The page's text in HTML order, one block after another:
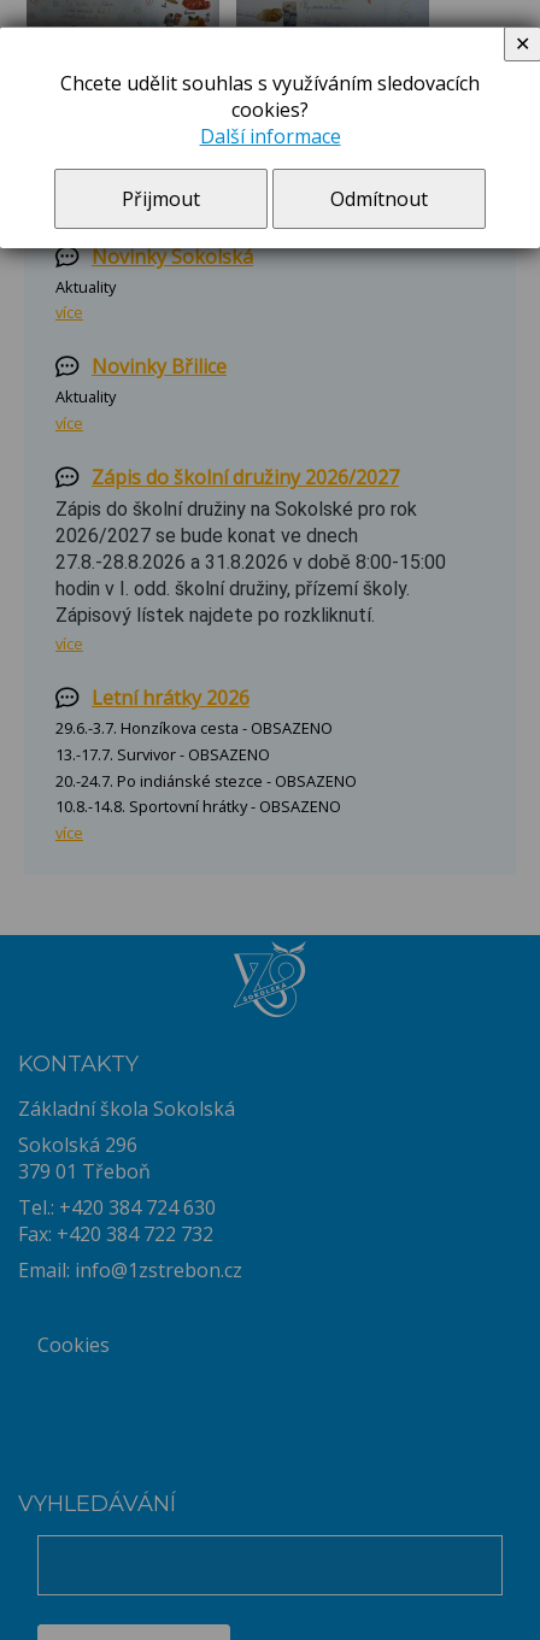
ZPRÁVY A OZNÁMENÍ
Novinky Sokolská
Aktuality
více
Novinky Břilice
Aktuality
více
Zápis do školní družiny 2026/2027
Zápis do školní družiny na Sokolské pro rok
2026/2027 se bude konat ve dnech
27.8.-28.8.2026 a 31.8.2026 v době 8:00-15:00
hodin v I. odd. školní družiny, přízemí školy.
Zápisový lístek najdete po rozkliknutí.
více
Letní hrátky 2026
29.6.-3.7. Honzíkova cesta - OBSAZENO
13.-17.7. Survivor - OBSAZENO
20.-24.7. Po indiánské stezce - OBSAZENO
10.8.-14.8. Sportovní hrátky - OBSAZENO
více
KONTAKTY
Základní škola Sokolská
Sokolská 296
379 01 Třeboň
Tel.: +420 384 724 630
Fax: +420 384 722 732
Email: info@1zstrebon.cz
Cookies
VYHLEDÁVÁNÍ
Chcete udělit souhlas s využíváním sledovacích
cookies?
Další informace
Přijmout Odmítnout
✕